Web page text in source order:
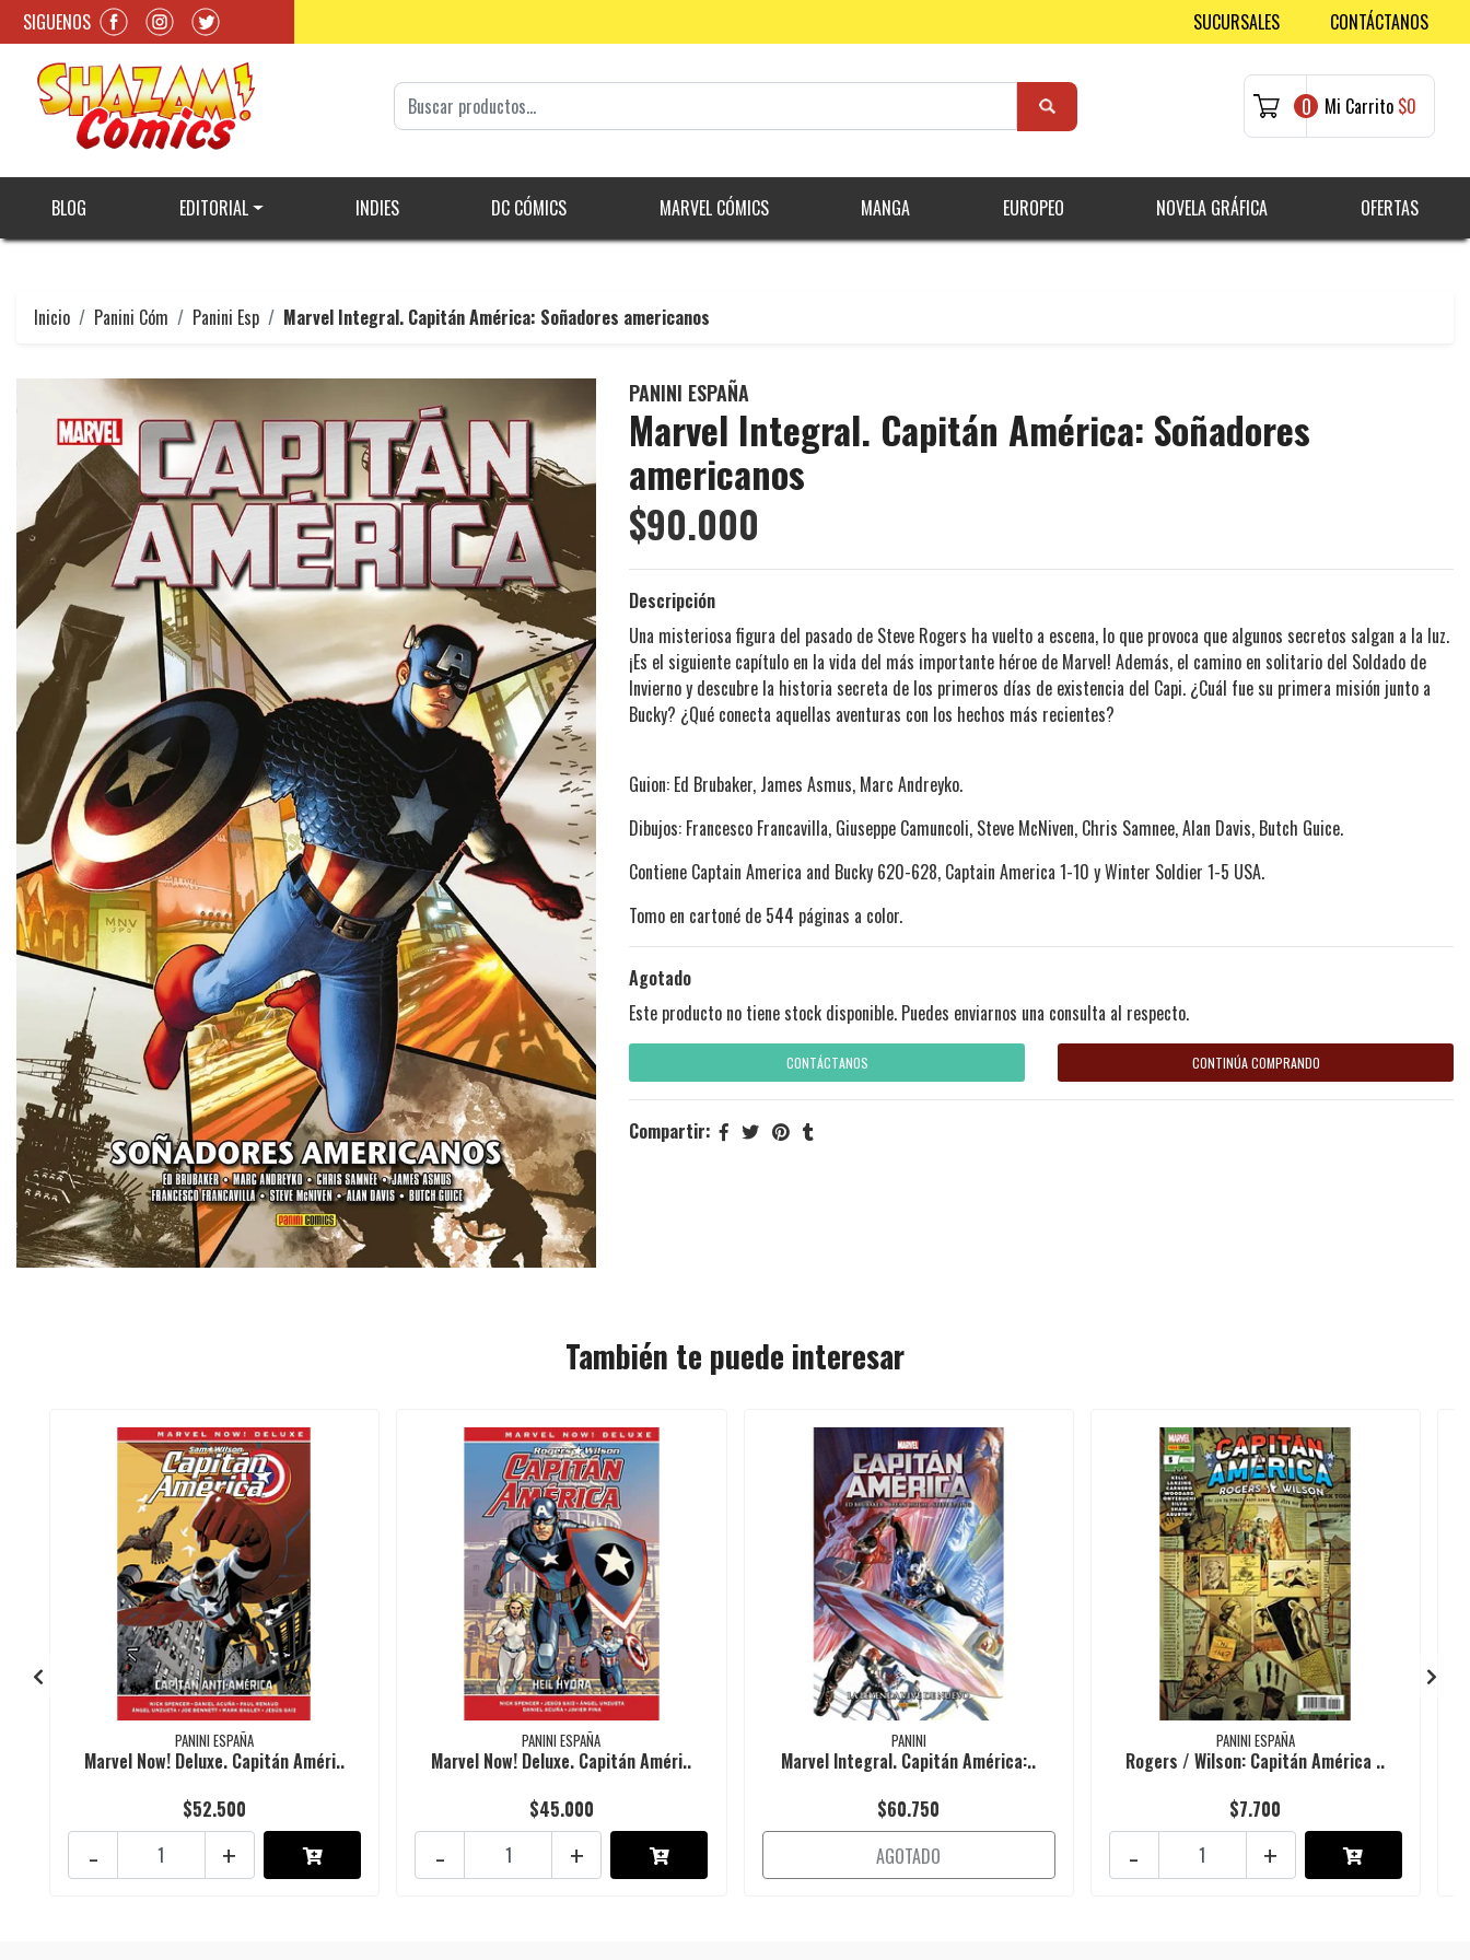
SIGUENOS SUCURSALES CONTÁCTANOS
0 Mi Carrito $0
BLOG EDITORIAL INDIES DC CÓMICS MARVEL CÓMICS MANGA EUROPEO NOVELA GRÁFICA OFERTAS
Inicio Panini Cóm Panini Esp Marvel Integral. Capitán América: Soñadores americanos
PANINI ESPAÑA
Marvel Integral. Capitán América: Soñadores
americanos
$90.000
Descripción
Una misteriosa figura del pasado de Steve Rogers ha vuelto a escena, lo que provoca que algunos secretos salgan a la luz.
¡Es el siguiente capítulo en la vida del más importante héroe de Marvel! Además, el camino en solitario del Soldado de
Invierno y descubre la historia secreta de los primeros días de existencia del Capi. ¿Cuál fue su primera misión junto a
Bucky? ¿Qué conecta aquellas aventuras con los hechos más recientes?
Guion: Ed Brubaker, James Asmus, Marc Andreyko.
Dibujos: Francesco Francavilla, Giuseppe Camuncoli, Steve McNiven, Chris Samnee, Alan Davis, Butch Guice.
Contiene Captain America and Bucky 620-628, Captain America 1-10 y Winter Soldier 1-5 USA.
Tomo en cartoné de 544 páginas a color.
Agotado
Este producto no tiene stock disponible. Puedes enviarnos una consulta al respecto.
CONTÁCTANOS CONTINÚA COMPRANDO
Compartir:
También te puede interesar
PANINI ESPAÑA
Marvel Now! Deluxe. Capitán Améri..
$52.500
+
-
PANINI ESPAÑA
Marvel Now! Deluxe. Capitán Améri..
$45.000
+
-
PANINI
Marvel Integral. Capitán América:..
$60.750
AGOTADO
PANINI ESPAÑA
Rogers / Wilson: Capitán América ..
$7.700
+
-